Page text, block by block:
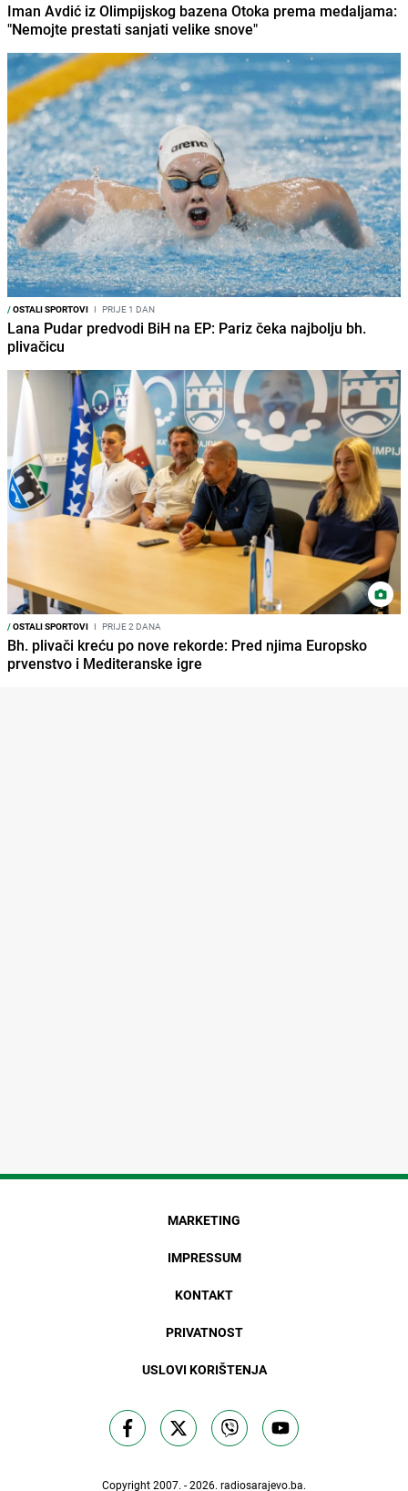
Iman Avdić iz Olimpijskog bazena Otoka prema medaljama:
"Nemojte prestati sanjati velike snove"
/OSTALI SPORTOVI I PRIJE 1 DAN
Lana Pudar predvodi BiH na EP: Pariz čeka najbolju bh.
plivačicu
/OSTALI SPORTOVI I PRIJE 2 DANA
Bh. plivači kreću po nove rekorde: Pred njima Europsko
prvenstvo i Mediteranske igre
MARKETING
IMPRESSUM
KONTAKT
PRIVATNOST
USLOVI KORIŠTENJA
Copyright 2007. - 2026. radiosarajevo.ba.